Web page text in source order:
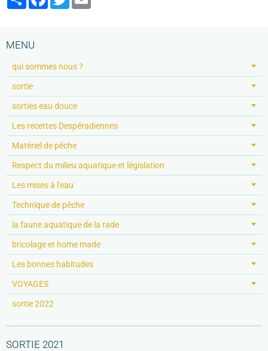
MENU
qui sommes nous ?
sortie
sorties eau douce
Les recettes Despéradiennes
Matériel de pêche
Respect du milieu aquatique et législation
Les mises à l'eau
Technique de pêche
la faune aquatique de la rade
bricolage et home made
Les bonnes habitudes
VOYAGES
sortie 2022
SORTIE 2021